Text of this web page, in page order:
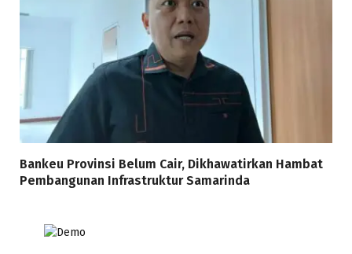
Bankeu Provinsi Belum Cair, Dikhawatirkan Hambat
Pembangunan Infrastruktur Samarinda